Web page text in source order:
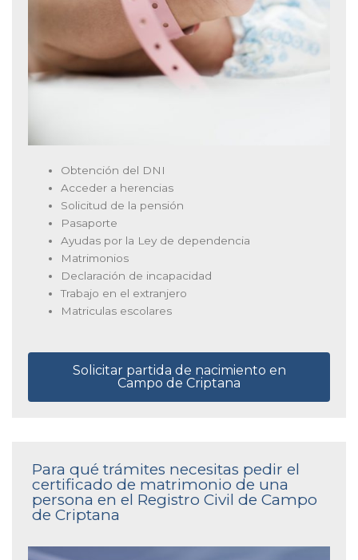
Obtención del DNI
Acceder a herencias
Solicitud de la pensión
Pasaporte
Ayudas por la Ley de dependencia
Matrimonios
Declaración de incapacidad
Trabajo en el extranjero
Matriculas escolares
Solicitar partida de nacimiento en
Campo de Criptana
Para qué trámites necesitas pedir el
certificado de matrimonio de una
persona en el Registro Civil de Campo
de Criptana